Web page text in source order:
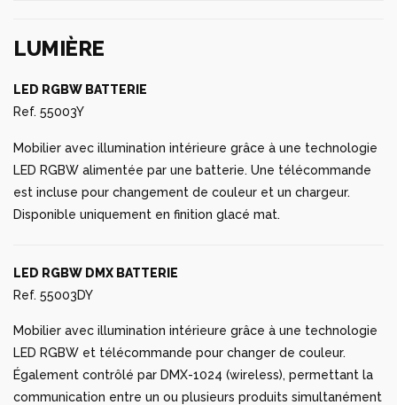
LUMIÈRE
LED RGBW BATTERIE
Ref. 55003Y
Mobilier avec illumination intérieure grâce à une technologie
LED RGBW alimentée par une batterie. Une télécommande
est incluse pour changement de couleur et un chargeur.
Disponible uniquement en finition glacé mat.
LED RGBW DMX BATTERIE
Ref. 55003DY
Mobilier avec illumination intérieure grâce à une technologie
LED RGBW et télécommande pour changer de couleur.
Également contrôlé par DMX-1024 (wireless), permettant la
communication entre un ou plusieurs produits simultanément